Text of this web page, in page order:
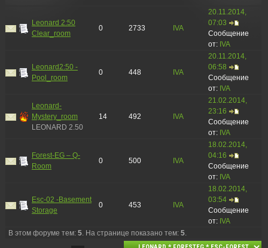
Leonard 2:50
Clear_room
0 2733 IVA
20.11.2014,
07:03
Сообщение
от: IVA
Leonard2:50 -
Pool_room
0 448 IVA
20.11.2014,
06:58
Сообщение
от: IVA
Leonard-
Mystery_room
LEONARD 2.50
14 492 IVA
21.02.2014,
23:16
Сообщение
от: IVA
Forest-EG – Q-
Room
0 500 IVA
18.02.2014,
04:16
Сообщение
от: IVA
Esc-02 -Basement
Storage
0 453 IVA
18.02.2014,
03:54
Сообщение
от: IVA
В этом форуме тем: 5. На странице показано тем: 5.